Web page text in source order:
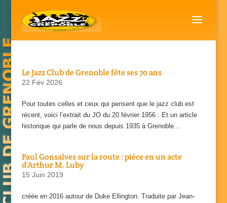
Le Jazz Club de Grenoble fête ses 70 ans
22 Fév 2026
Pour toutes celles et ceux qui pensent que le jazz club est
récent, voici l’extrait du JO du 20 février 1956 : Et un article
historique qui parle de nous depuis 1935 à Grenoble...
Paul Gonsalves sur la route : pièce en un acte
d’Arthur M. Luby
15 Juin 2019
créée en 2016 autour de Duke Ellington. Traduite par Jean-